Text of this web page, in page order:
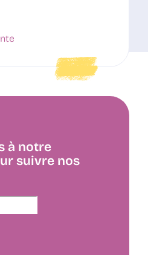
à notre
suivre nos